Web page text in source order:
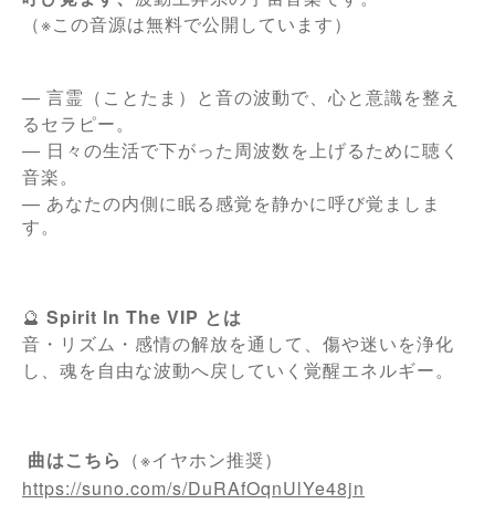
（※この音源は無料で公開しています）
— 言霊（ことたま）と音の波動で、心と意識を整え
るセラピー。
— 日々の生活で下がった周波数を上げるために聴く
音楽。
— あなたの内側に眠る感覚を静かに呼び覚ましま
す。
🔮 Spirit In The VIP とは
音・リズム・感情の解放を通して、傷や迷いを浄化
し、魂を自由な波動へ戻していく覚醒エネルギー。
曲はこちら （※イヤホン推奨）
https://suno.com/s/DuRAfOqnUlYe48jn